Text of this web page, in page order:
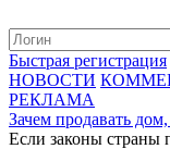
Быстрая регистрация
НОВОСТИ
РЕКЛАМА
Зачем продавать
Если законы страны